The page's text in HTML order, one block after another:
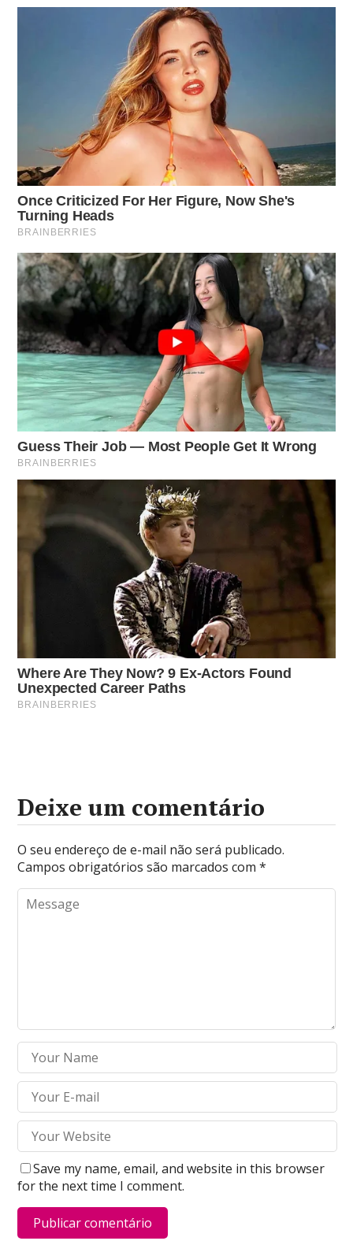
Deixe um comentário
O seu endereço de e-mail não será publicado.
Campos obrigatórios são marcados com*
Save my name, email, and website in this browser
for the next time I comment.